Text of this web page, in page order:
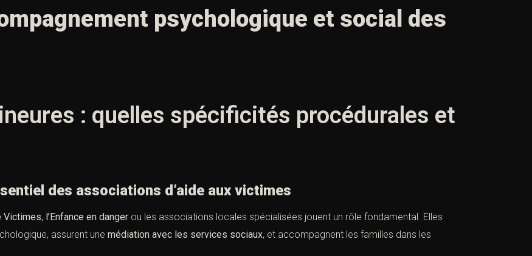
psychologique et social des
: quelles spécificités procédurales et
des associations d’aide aux victimes
Victimes, l’Enfance en danger ou les associations locales spécialisées jouent un rôle fondamental. Elles
assurent une médiation avec les services sociaux, et accompagnent les familles dans les